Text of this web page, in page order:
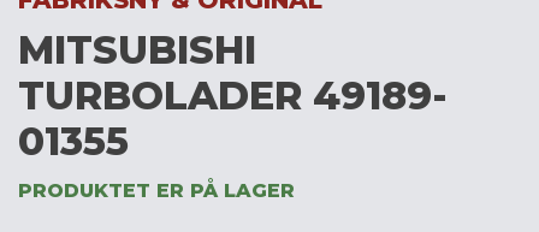
MITSUBISHI
TURBOLADER 49189-
01355
PRODUKTET ER PÅ LAGER